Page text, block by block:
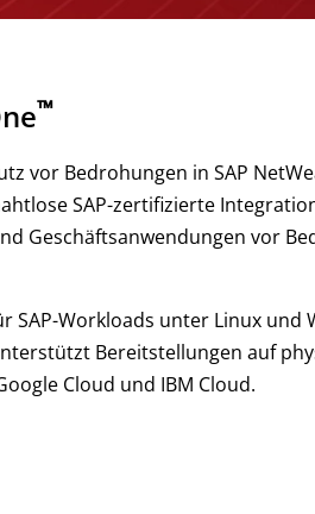
™
vor Bedrohungen in SAP
SAP-zertifizierte
Geschäftsanwendungen vor
Workloads unter Linux und
Bereitstellungen auf
Cloud und IBM Cloud.